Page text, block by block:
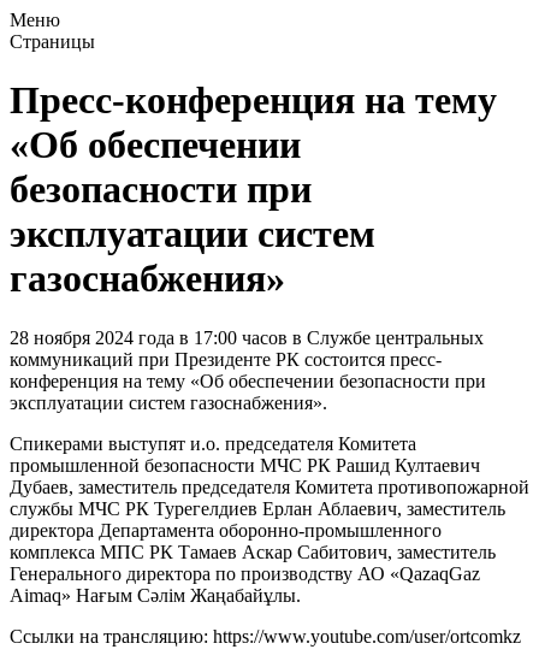
Меню
Страницы
Пресс-конференция на тему
«Об обеспечении
безопасности при
эксплуатации систем
газоснабжения»
28 ноября 2024 года в 17:00 часов в Службе центральных
коммуникаций при Президенте РК состоится пресс-
конференция на тему «Об обеспечении безопасности при
эксплуатации систем газоснабжения».
Спикерами выступят и.о. председателя Комитета
промышленной безопасности МЧС РК Рашид Култаевич
Дубаев, заместитель председателя Комитета противопожарной
службы МЧС РК Турегелдиев Ерлан Аблаевич, заместитель
директора Департамента оборонно-промышленного
комплекса МПС РК Тамаев Аскар Сабитович, заместитель
Генерального директора по производству АО «QazaqGaz
Aimaq» Нағым Сәлім Жаңабайұлы.
Ссылки на трансляцию: https://www.youtube.com/user/ortcomkz